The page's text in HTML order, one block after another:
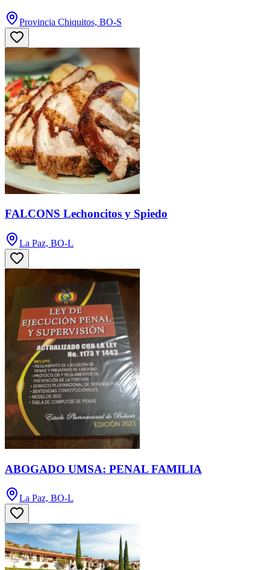
Provincia Chiquitos, BO-S
FALCONS Lechoncitos y Spiedo
La Paz, BO-L
ABOGADO UMSA: PENAL FAMILIA
La Paz, BO-L